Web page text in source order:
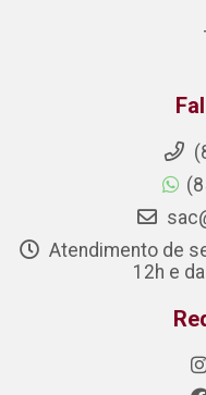
Atendimento de
12h e